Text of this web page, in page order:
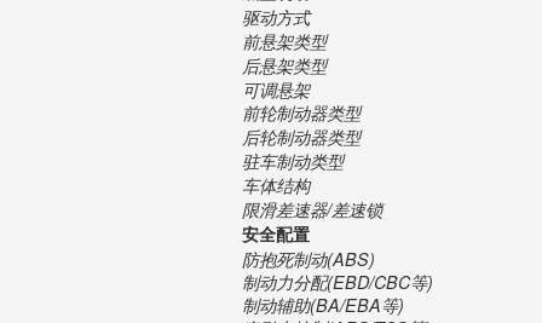
驱动方式
前悬架类型
后悬架类型
可调悬架
前轮制动器类型
后轮制动器类型
驻车制动类型
车体结构
限滑差速器/差速锁
安全配置
防抱死制动(ABS)
制动力分配(EBD/CBC等)
制动辅助(BA/EBA等)